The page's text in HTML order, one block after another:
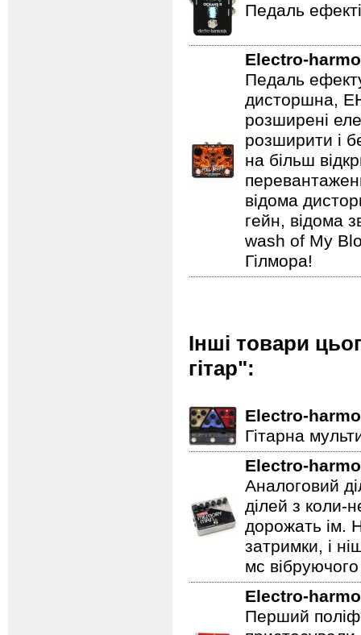
Педаль
Electro-
Педаль
дисторшна,
розширені
розширити і
на більш
відома
гейн, відома
wash of My
Гілмора!
Інші товари
гітар":
Electro-
Гітарна
Electro-
Аналоговий
ділей з коли-
дорожать ім.
затримки, і
мс
Electro-
Перший